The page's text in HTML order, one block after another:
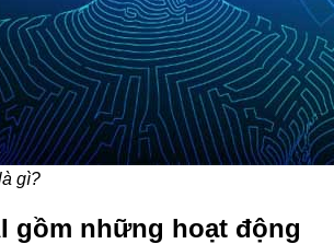
gì?
gồm những hoạt động